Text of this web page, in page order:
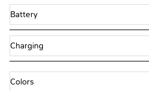
Battery
Charging
Colors